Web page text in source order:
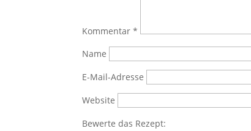
Kommentar*
Name
E-Mail-Adresse
Website
Bewerte das Rezept: